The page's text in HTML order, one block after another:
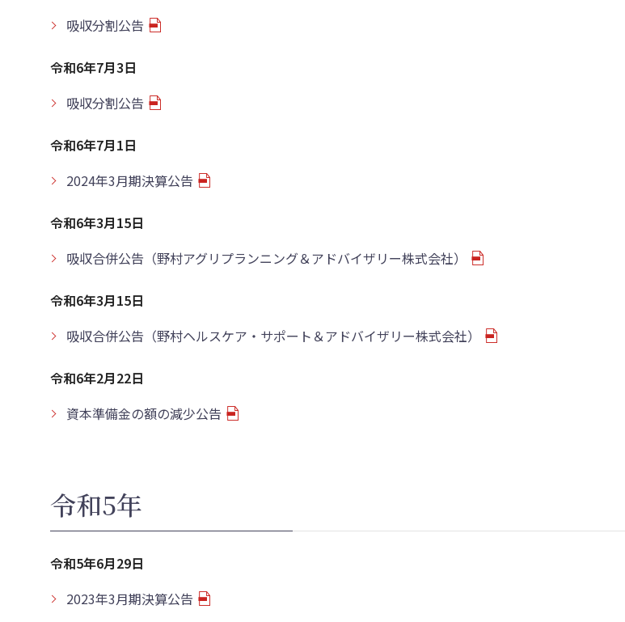
吸収分割公告
令和6年7月3日
吸収分割公告
令和6年7月1日
2024年3月期決算公告
令和6年3月15日
吸収合併公告（野村アグリプランニング＆アドバイザリー株式会社）
令和6年3月15日
吸収合併公告（野村ヘルスケア・サポート＆アドバイザリー株式会社）
令和6年2月22日
資本準備金の額の減少公告
令和5年
令和5年6月29日
2023年3月期決算公告